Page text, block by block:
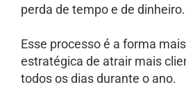
perda de tempo e de dinheiro.
Esse processo é a forma
estratégica de atrair mais
todos os dias durante o ano.